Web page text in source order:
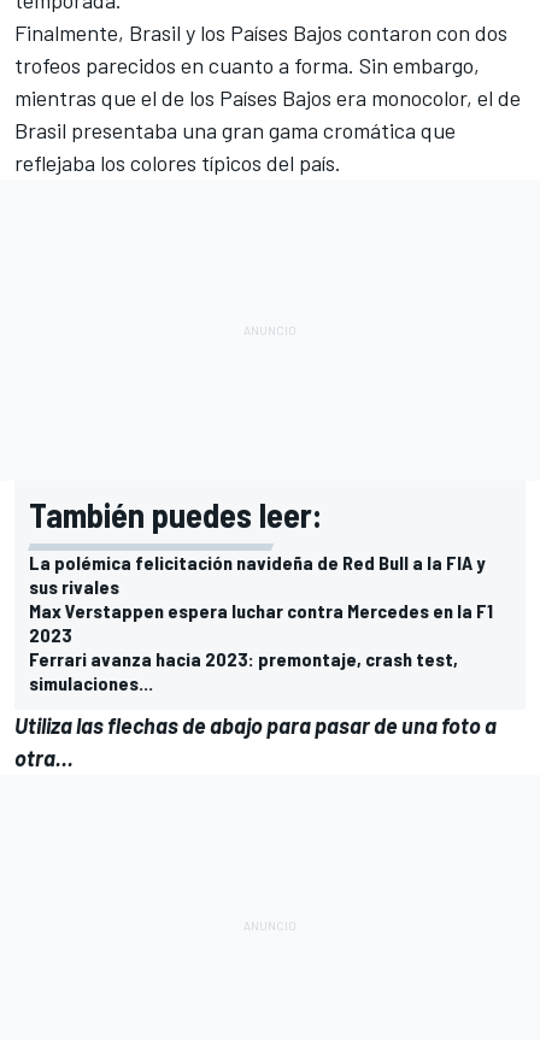
Finalmente, Brasil y los Países Bajos contaron con dos
trofeos parecidos en cuanto a forma. Sin embargo,
mientras que el de los Países Bajos era monocolor, el de
Brasil presentaba una gran gama cromática que
reflejaba los colores típicos del país.
También puedes leer:
La polémica felicitación navideña de Red Bull a la FIA y
sus rivales
Max Verstappen espera luchar contra Mercedes en la F1
2023
Ferrari avanza hacia 2023: premontaje, crash test,
simulaciones...
Utiliza las flechas de abajo para pasar de una foto a
otra...